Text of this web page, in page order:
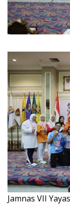
Jamnas VII